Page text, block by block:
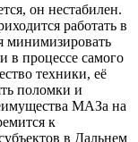
он нестабилен.
работать в
минимизировать
в процессе самого
техники, её
поломки и
МАЗа на
к
в Дальнем